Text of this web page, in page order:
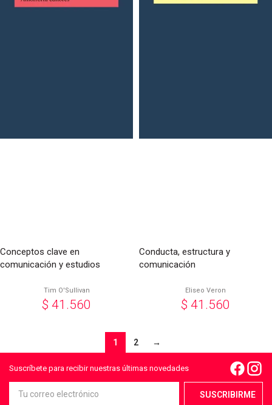
Conceptos clave en
comunicación y estudios
Tim O'Sullivan
$ 41.560
Conducta, estructura y
comunicación
Eliseo Veron
$ 41.560
1 2 →
Suscríbete para recibir nuestras últimas novedades